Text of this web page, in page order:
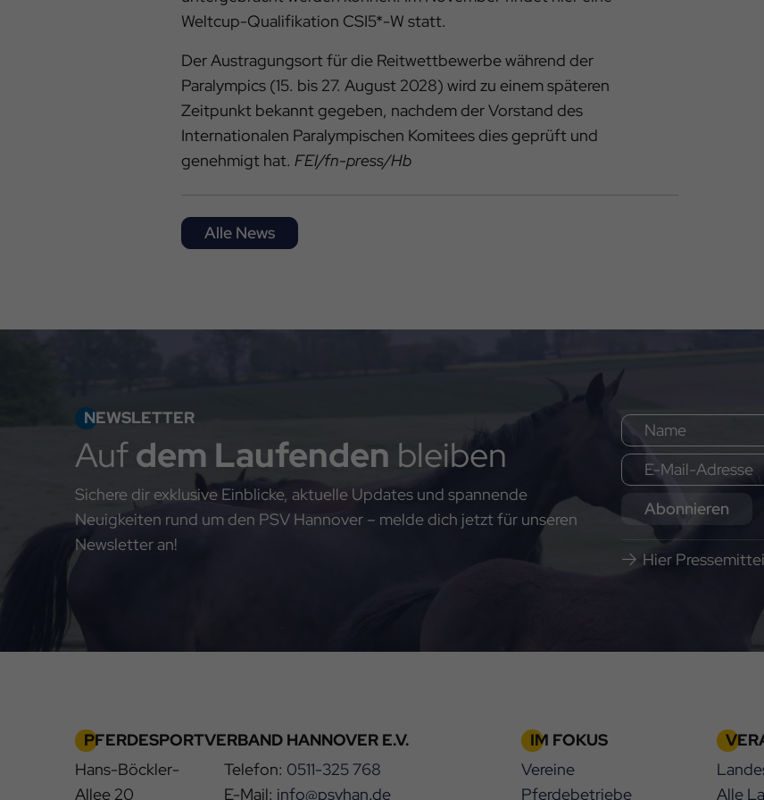
Weltcup-Qualifikation CSI5*-W statt.
Der Austragungsort für die Reitwettbewerbe während der
Paralympics (15. bis 27. August 2028) wird zu einem späteren
Zeitpunkt bekannt gegeben, nachdem der Vorstand des
Internationalen Paralympischen Komitees dies geprüft und
genehmigt hat. FEI/fn-press/Hb
Alle News
NEWSLETTER
Aufdem Laufenden bleiben
Sichere dir exklusive Einblicke, aktuelle Updates und spannende
Neuigkeiten rund um den PSV Hannover – melde dich jetzt für unseren
Newsletter an!
Abonnieren
Hier
PFERDESPORTVERBAND HANNOVER E.V.
Hans-Böckler-
Allee 20
Telefon: 0511-325 768
E-Mail: info@psvhan.de
IM FOKUS
Vereine
Pferdebetriebe
Alle